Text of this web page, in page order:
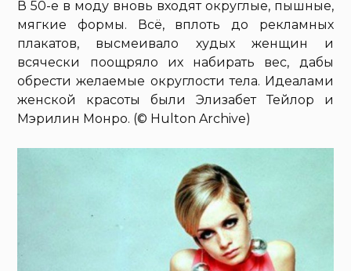
В 50-е в моду вновь входят округлые, пышные,
мягкие формы. Всё, вплоть до рекламных
плакатов, высмеивало худых женщин и
всячески поощряло их набирать вес, дабы
обрести желаемые округлости тела. Идеалами
женской красоты были Элизабет Тейлор и
Мэрилин Монро. (© Hulton Archive)